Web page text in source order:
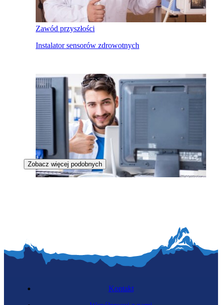
Zawód przyszłości
Instalator sensorów zdrowotnych
Zobacz więcej podobnych
Kontakt